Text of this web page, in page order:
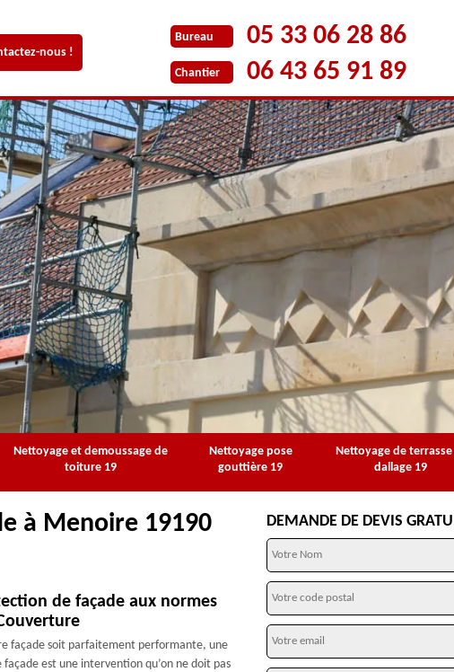
nous !
Bureau 05 33 06 28 86
Chantier 06 43 65 91 89
Nettoyage et demoussage de
toiture 19
Nettoyage pose
gouttière 19
Nettoyage de
dallage 19
à Menoire 19190
de façade aux normes
façade soit parfaitement performante, une
est une intervention qu’on ne doit pas
DEMANDE DE DEVIS